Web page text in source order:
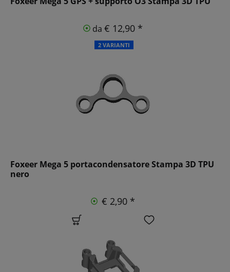
da € 12,90 *
2 VARIANTI
Foxeer Mega 5 portacondensatore Stampa 3D TPU
nero
€ 2,90 *